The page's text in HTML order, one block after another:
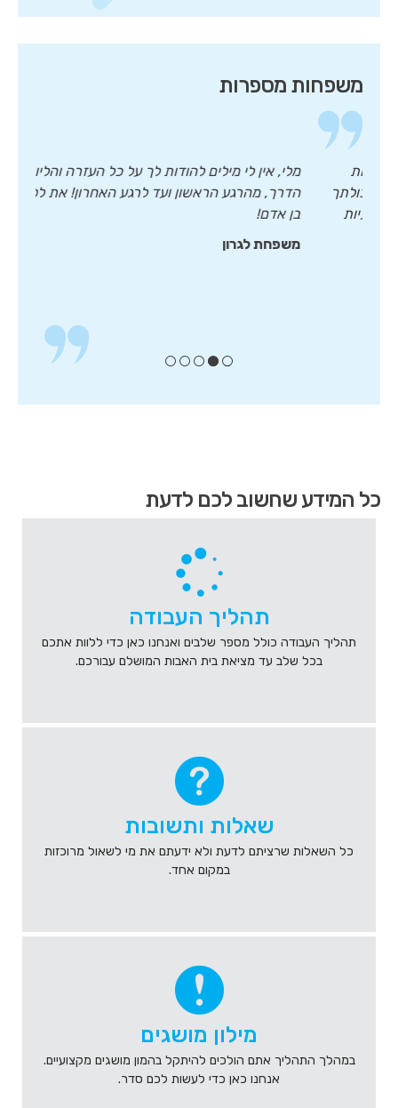
משפחות מספרות
מלי, אין לי מילים
הדרך, מהרגע
המשפחה על תשומת הלב, החמימות
אימי היקרה. אנו אסירי תודה על יכולתך
את הבעיה, את היכולת לפתור בעיות
הגעת
לאיזור
כל המידע שחשוב לכם לדעת
תהליך העבודה
תהליך העבודה כולל מספר שלבים ואנחנו כאן כדי ללוות אתכם
בכל שלב עד מציאת בית האבות המושלם עבורכם.
שאלות ותשובות
כל השאלות שרציתם לדעת ולא ידעתם את מי לשאול מרוכזות
במקום אחד.
מילון מושגים
במהלך התהליך אתם הולכים להיתקל בהמון מושגים מקצועיים.
אנחנו כאן כדי לעשות לכם סדר.